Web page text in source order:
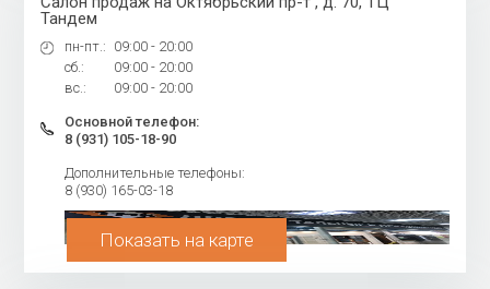
Тандем
пн-пт.: 09:00 - 20:00
сб.:
09:00 - 20:00
вс.:
09:00 - 20:00
Основной телефон:
8 (931) 105-18-90
Дополнительные телефоны:
8 (930) 165-03-18
Показать на карте